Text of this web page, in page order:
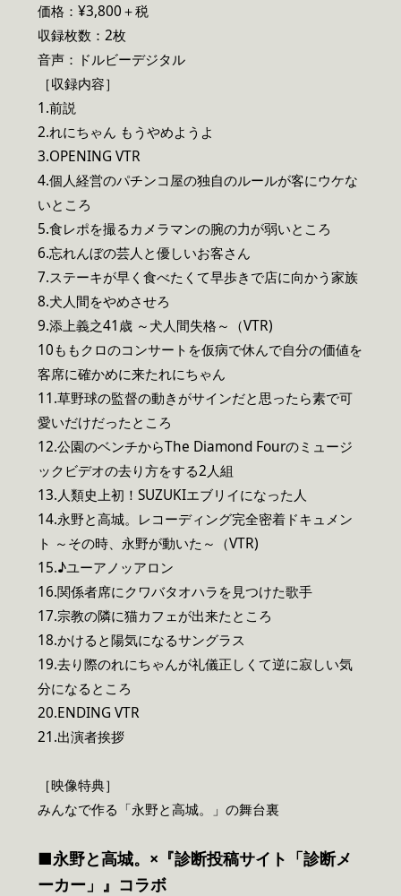
価格：¥3,800＋税
収録枚数：2枚
音声：ドルビーデジタル
［収録内容］
1.前説
2.れにちゃん もうやめようよ
3.OPENING VTR
4.個人経営のパチンコ屋の独自のルールが客にウケな
いところ
5.食レポを撮るカメラマンの腕の力が弱いところ
6.忘れんぼの芸人と優しいお客さん
7.ステーキが早く食べたくて早歩きで店に向かう家族
8.犬人間をやめさせろ
9.添上義之41歳 ～犬人間失格～（VTR)
10ももクロのコンサートを仮病で休んで自分の価値を
客席に確かめに来たれにちゃん
11.草野球の監督の動きがサインだと思ったら素で可
愛いだけだったところ
12.公園のベンチからThe Diamond Fourのミュージ
ックビデオの去り方をする2人組
13.人類史上初！SUZUKIエブリイになった人
14.永野と高城。レコーディング完全密着ドキュメン
ト ～その時、永野が動いた～（VTR)
15.♪ユーアノッアロン
16.関係者席にクワバタオハラを見つけた歌手
17.宗教の隣に猫カフェが出来たところ
18.かけると陽気になるサングラス
19.去り際のれにちゃんが礼儀正しくて逆に寂しい気
分になるところ
20.ENDING VTR
21.出演者挨拶
［映像特典］
みんなで作る「永野と高城。」の舞台裏
■永野と高城。×『診断投稿サイト「診断メ
ーカー」』コラボ